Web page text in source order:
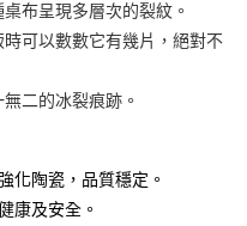
」的支付方式。 讓您購物簡單
儲值。
布呈現多層次的裂紋。
可以數數它有幾片，絕對不
二的冰裂痕跡。
化陶瓷，品質穩定。
康及安全。